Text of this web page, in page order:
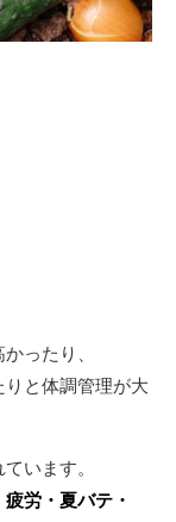
ったり、
と体調管理が大
います。
労・夏バテ・